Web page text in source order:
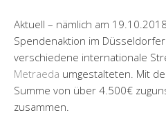
Aktuell – nämlich am
Spendenaktion im Düsseldorfer
verschiedene internationale
Metraeda umgestalteten. Mit
Summe von über 4.500€
zusammen.